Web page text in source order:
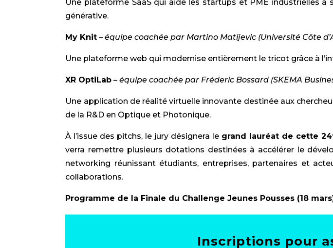
Une plateforme SaaS qui aide les startups et PME industrielles
générative.
My Knit – équipe coachée par Martino Matijevic (Université Côte
Une plateforme web qui modernise entièrement le tricot grâce à
XR OptiLab – équipe coachée par Fréderic Bossard (SKEMA
Une application de réalité virtuelle innovante destinée aux
de la R&D en Optique et Photonique.
À l’issue des pitchs, le jury désignera le grand lauréat de cette
verra remettre plusieurs dotations destinées à accélérer le
networking réunissant étudiants, entreprises, partenaires et
collaborations.
Programme de la Finale du Challenge Jeunes Pousses (18
Inscriptions pour